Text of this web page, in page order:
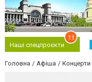
Наші спецпроєкти
11
Головна Афіша Концерти